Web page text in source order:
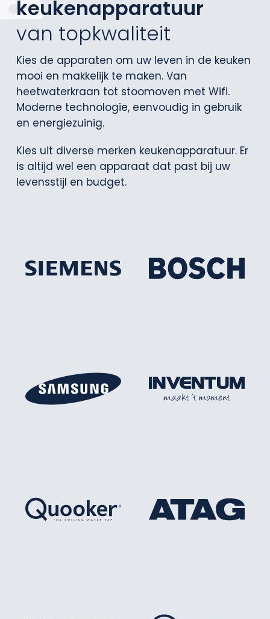
keukenapparatuur
van topkwaliteit
Kies de apparaten om uw leven in de keuken
mooi en makkelijk te maken. Van
heetwaterkraan tot stoomoven met Wifi.
Moderne technologie, eenvoudig in gebruik
en energiezuinig.
Kies uit diverse merken keukenapparatuur. Er
is altijd wel een apparaat dat past bij uw
levensstijl en budget.